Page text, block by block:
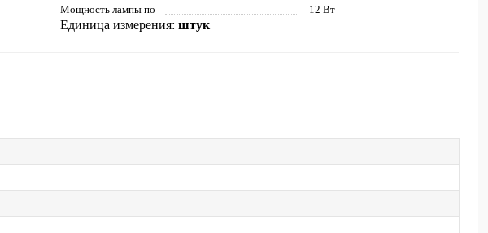
Мощность лампы по
12 Вт
Единица измерения: штук